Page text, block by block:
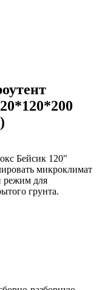
Бейсик 120"
микроклимат
режим для
грунта.